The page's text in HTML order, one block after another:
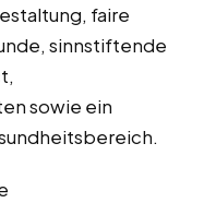
faire
sinnstiftende
sowie ein